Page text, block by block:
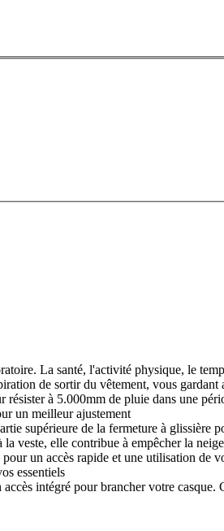
La santé, l'activité physique, le
de sortir du vêtement, vous
résister à 5.000mm de pluie dans une
un meilleur ajustement
supérieure de la fermeture à glissière
veste, elle contribue à empêcher la
un accès rapide et une utilisation de
essentiels
intégré pour brancher votre casque.